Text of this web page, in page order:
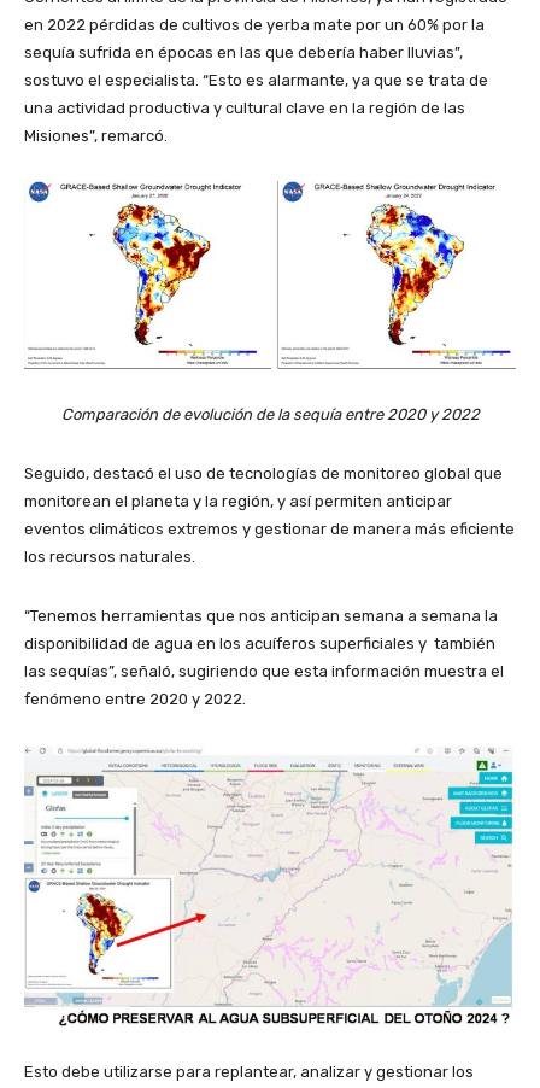
en 2022 pérdidas de cultivos de yerba mate por un 60% por la
sequía sufrida en épocas en las que debería haber lluvias”,
sostuvo el especialista. “Esto es alarmante, ya que se trata de
una actividad productiva y cultural clave en la región de las
Misiones”, remarcó.
Comparación de evolución de la sequía entre 2020 y 2022
Seguido, destacó el uso de tecnologías de monitoreo global que
monitorean el planeta y la región, y así permiten anticipar
eventos climáticos extremos y gestionar de manera más eficiente
los recursos naturales.
“Tenemos herramientas que nos anticipan semana a semana la
disponibilidad de agua en los acuíferos superficiales y también
las sequías”, señaló, sugiriendo que esta información muestra el
fenómeno entre 2020 y 2022.
Esto debe utilizarse para replantear, analizar y gestionar los